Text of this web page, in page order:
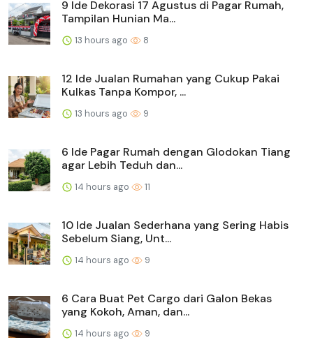
9 Ide Dekorasi 17 Agustus di Pagar Rumah,
Tampilan Hunian Ma...
13 hours ago 8
12 Ide Jualan Rumahan yang Cukup Pakai
Kulkas Tanpa Kompor, ...
13 hours ago 9
6 Ide Pagar Rumah dengan Glodokan Tiang
agar Lebih Teduh dan...
14 hours ago 11
10 Ide Jualan Sederhana yang Sering Habis
Sebelum Siang, Unt...
14 hours ago 9
6 Cara Buat Pet Cargo dari Galon Bekas
yang Kokoh, Aman, dan...
14 hours ago 9